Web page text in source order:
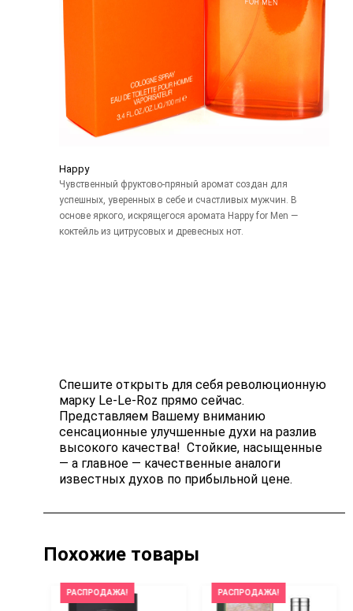
Happy
Чувственный фруктово-пряный аромат создан для
успешных, уверенных в себе и счастливых мужчин. В
основе яркого, искрящегося аромата Happy for Men —
коктейль из цитрусовых и древесных нот.
Спешите открыть для себя революционную
марку Le-Le-Roz прямо сейчас.
Представляем Вашему вниманию
сенсационные улучшенные духи на разлив
высокого качества! Стойкие, насыщенные
— а главное — качественные аналоги
известных духов по прибыльной цене.
Похожие товары
РАСПРОДАЖА! РАСПРОДАЖА!